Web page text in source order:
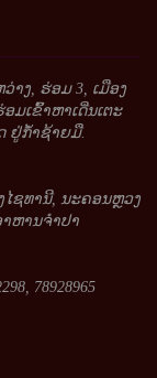
າງ, ຮ່ອມ 3, ເມືອງ
ມເຂົ້າຫາເດີ່ນເຕະ
ຢູ່ກໍ້າຊ້າຍມື.
ໄຊທານີ, ນະຄອນຫຼວງ
ຫານຈໍາປາ
78928965